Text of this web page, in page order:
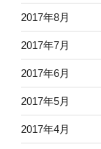
2017年8月
2017年7月
2017年6月
2017年5月
2017年4月